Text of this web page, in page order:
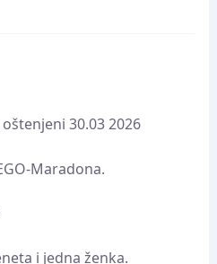
30.03 2026
Maradona.
i jedna ženka.